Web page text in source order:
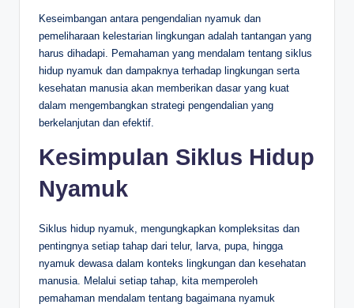
Keseimbangan antara pengendalian nyamuk dan
pemeliharaan kelestarian lingkungan adalah tantangan yang
harus dihadapi. Pemahaman yang mendalam tentang siklus
hidup nyamuk dan dampaknya terhadap lingkungan serta
kesehatan manusia akan memberikan dasar yang kuat
dalam mengembangkan strategi pengendalian yang
berkelanjutan dan efektif.
Kesimpulan Siklus Hidup
Nyamuk
Siklus hidup nyamuk, mengungkapkan kompleksitas dan
pentingnya setiap tahap dari telur, larva, pupa, hingga
nyamuk dewasa dalam konteks lingkungan dan kesehatan
manusia. Melalui setiap tahap, kita memperoleh
pemahaman mendalam tentang bagaimana nyamuk